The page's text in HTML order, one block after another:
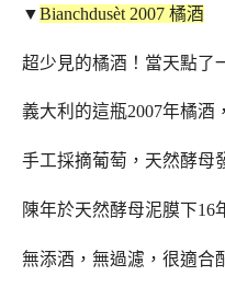
▼Bianchdusèt 2007 橘酒
超少見的橘酒！當天點了
義大利的這瓶2007年橘酒
手工採摘葡萄，天然酵母
陳年於天然酵母泥膜下16
無添酒，無過濾，很適合